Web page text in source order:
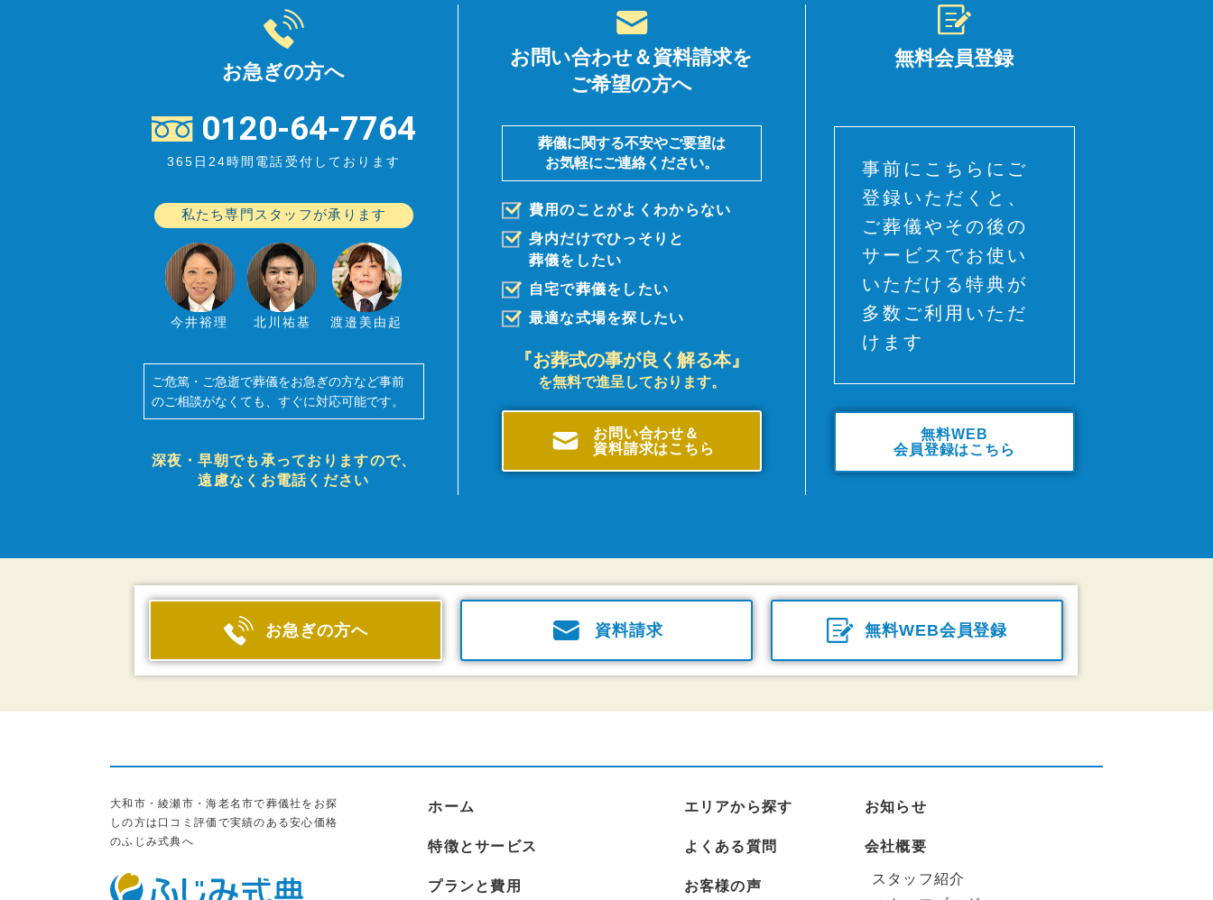
お急ぎの方へ
0120-64-7764
365日24時間電話受付しております
私たち専門スタッフが承ります
今井裕理 北川祐基 渡邉美由起
ご危篤・ご急逝で葬儀をお急ぎの方など事前
のご相談がなくても、すぐに対応可能です。
深夜・早朝でも承っておりますので、
遠慮なくお電話ください
お問い合わせ＆資料請求を
ご希望の方へ
葬儀に関する不安やご要望は
お気軽にご連絡ください。
費用のことがよくわからない
身内だけでひっそりと
葬儀を したい
自宅で葬儀をしたい
最適な式場を探したい
『お葬式の事が良く解る本』
を無料で進呈しております。
お問い合わせ＆
資料請求はこちら
無料会員登録
事前にこちらにご
登録いただくと、
ご葬儀やその後の
サービスでお使い
いただける特典が
多数ご利用いただ
けます
無料WEB
会員登録はこちら
お急ぎの方へ 資料請求 無料WEB会員登録
大和市・綾瀬市・海老名市で葬儀社をお探
しの方は口コミ評価で実績のある安心価格
のふじみ式典へ
ホーム
特徴とサービス
プランと費用
エリアから探す
よくある質問
お客様の声
お知らせ
会社概要
スタッフ紹介